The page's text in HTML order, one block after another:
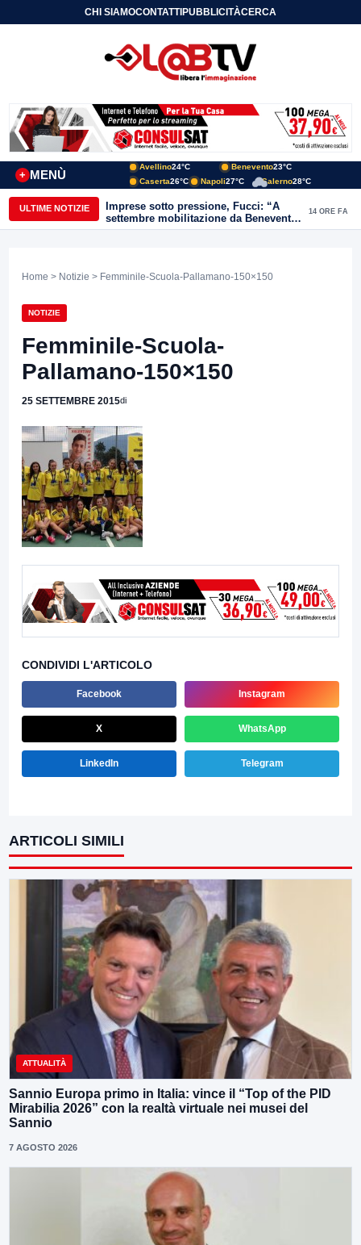
CHI SIAMOCONTATTIPUBBLICITÀCERCA
MENÙ
+
Avellino24°C Benevento23°C
Caserta26°C Napoli27°C Salerno28°C
ULTIME NOTIZIE
Imprese sotto pressione, Fucci: “A
settembre mobilitazione da Benevento
e Avellino”
14 ORE FA
Home > Notizie > Femminile-Scuola-Pallamano-150×150
NOTIZIE
Femminile-Scuola-
Pallamano-150×150
25 SETTEMBRE 2015di
CONDIVIDI L'ARTICOLO
Facebook Instagram
X WhatsApp
LinkedIn Telegram
ARTICOLI SIMILI
ATTUALITÀ
Sannio Europa primo in Italia: vince il “Top of the PID
Mirabilia 2026” con la realtà virtuale nei musei del
Sannio
7 AGOSTO 2026